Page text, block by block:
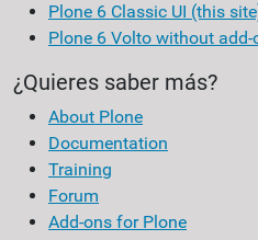
Plone 6 Classic UI (this
Plone 6 Volto without add-
¿Quieres saber más?
About Plone
Documentation
Training
Forum
Add-ons for Plone